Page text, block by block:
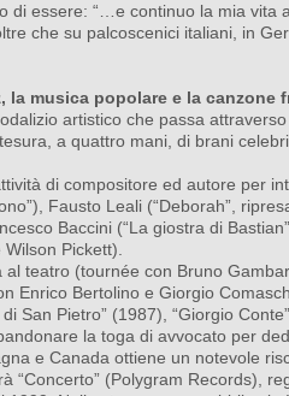
di essere: “…e continuo la mia vita
che su palcoscenici italiani, in
la musica popolare e la canzone
artistico che passa
a quattro mani, di brani
di compositore ed autore per
Fausto Leali (“Deborah”,
Baccini (“La giostra di
Pickett).
teatro (tournée con Bruno
Enrico Bertolino e Giorgio
San Pietro” (1987), “Giorgio
la toga di avvocato per
e Canada ottiene un notevole
“Concerto” (Polygram Records),